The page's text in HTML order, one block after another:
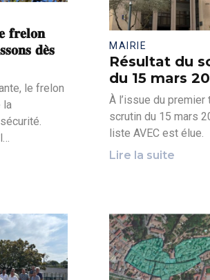
𝐟𝐫𝐞𝐥𝐨𝐧
𝐝𝐞̀𝐬
le frelon
la
MAIRIE
Résultat du
du 15 mars
À l’issue du premier
scrutin du 15 mars
liste AVEC est élue.
Lire la suite